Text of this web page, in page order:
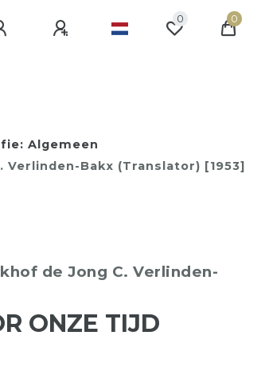
0 0
Algemeen
Verlinden-Bakx (translator) [1953]
de Jong C. Verlinden-
ONZE TIJD